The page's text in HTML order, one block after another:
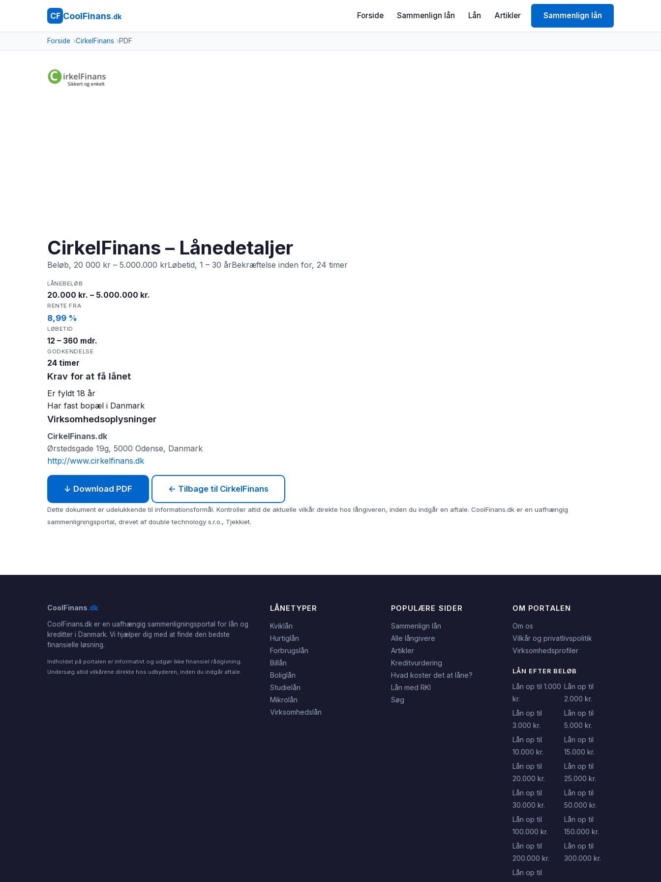
CF CoolFinans.dk Forside Sammenlign lån Lån Artikler Sammenlign lån
Forside CirkelFinans PDF
CirkelFinans – Lånedetaljer
Beløb, 20 000 kr – 5.000.000 krLøbetid, 1 – 30 årBekræftelse inden for, 24 timer
LÅNEBELØB
20.000 kr. – 5.000.000 kr.
RENTE FRA
8,99 %
LØBETID
12 – 360 mdr.
GODKENDELSE
24 timer
Krav for at få lånet
Er fyldt 18 år
Har fast bopæl i Danmark
Virksomhedsoplysninger
CirkelFinans.dk
Ørstedsgade 19g, 5000 Odense, Danmark
http://www.cirkelfinans.dk
↓ Download PDF ← Tilbage til CirkelFinans
Dette dokument er udelukkende til informationsformål. Kontroller altid de aktuelle vilkår direkte hos långiveren, inden du indgår en aftale. CoolFinans.dk er en uafhængig
sammenligningsportal, drevet af double technology s.r.o., Tjekkiet.
CoolFinans.dk
CoolFinans.dk er en uafhængig sammenligningsportal for lån og
kreditter i Danmark. Vi hjælper dig med at finde den bedste
finansielle løsning.
Indholdet på portalen er informativt og udgør ikke finansiel rådgivning.
Undersøg altid vilkårene direkte hos udbyderen, inden du indgår aftale.
LÅNETYPER
Kviklån
Hurtiglån
Forbrugslån
Billån
Boliglån
Studielån
Mikrolån
Virksomhedslån
POPULÆRE SIDER
Sammenlign lån
Alle långivere
Artikler
Kreditvurdering
Hvad koster det at låne?
Lån med RKI
Søg
OM PORTALEN
Om os
Vilkår og privatlivspolitik
Virksomhedsprofiler
LÅN EFTER BELØB
Lån op til 1.000
kr.
Lån op til
2.000 kr.
Lån op til
3.000 kr.
Lån op til
5.000 kr.
Lån op til
10.000 kr.
Lån op til
15.000 kr.
Lån op til
20.000 kr.
Lån op til
25.000 kr.
Lån op til
30.000 kr.
Lån op til
50.000 kr.
Lån op til
100.000 kr.
Lån op til
150.000 kr.
Lån op til
200.000 kr.
Lån op til
300.000 kr.
Lån op til